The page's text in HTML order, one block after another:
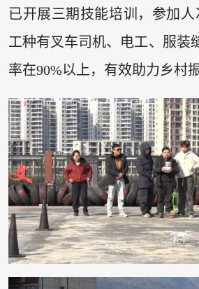
已开展三期技能培训，参加人
工种有叉车司机、电工、服装
率在90%以上，有效助力乡村振